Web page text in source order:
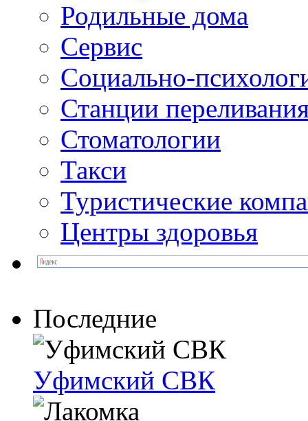
Родильные дома
Сервис
Социально-
Станции
Стоматологии
Такси
Туристические
Центры здоровья
Последние
Уфимский СВК